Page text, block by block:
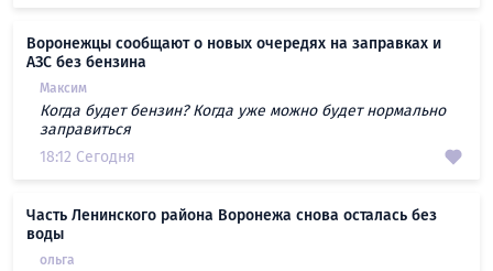
Воронежцы сообщают о новых очередях на заправках и
АЗС без бензина
Максим
Когда будет бензин? Когда уже можно будет нормально
заправиться
18:12 Сегодня
Часть Ленинского района Воронежа снова осталась без
воды
ольга